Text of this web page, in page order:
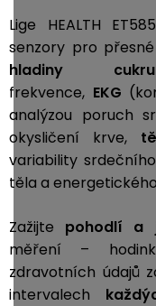
Lige HEALTH
senzory pro
hladiny
frekvence, EKG
analýzou poruch
okysličení krve,
variability
těla a
Zažijte pohodlí a
měření –
zdravotních údajů
intervalech